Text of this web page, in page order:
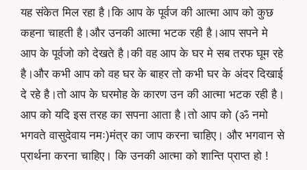
यह संकेत मिल रहा है।कि आप के पूर्वज की आत्मा आप को कुछ
कहना चाहती है।और उनकी आत्मा भटक रही है।आप सपने मे
आप के पूर्वजो को देखते है।की वह आप के घर मे सब तरफ घूम रहे
है।और कभी आप को वह घर के बाहर तो कभी घर के अंदर दिखाई
दे रहे है।तो आप के घरमोह के कारण उन की आत्मा भटक रही है।
आप को यदि इस तरह का सपना आता है।तो आप को (ॐ नमो
भगवते वासुदेवाय नमः)मंत्र का जाप करना चाहिए। और भगवान से
प्रार्थना करना चाहिए। कि उनकी आत्मा को शान्ति प्राप्त हो !